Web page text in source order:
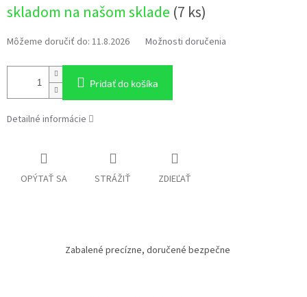
cena:
skladom na našom sklade (7 ks)
Môžeme doručiť do: 11.8.2026 Možnosti doručenia
Pridať do košíka
Detailné informácie
OPÝTAŤ SA STRÁŽIŤ ZDIEĽAŤ
Zabalené precízne, doručené bezpečne